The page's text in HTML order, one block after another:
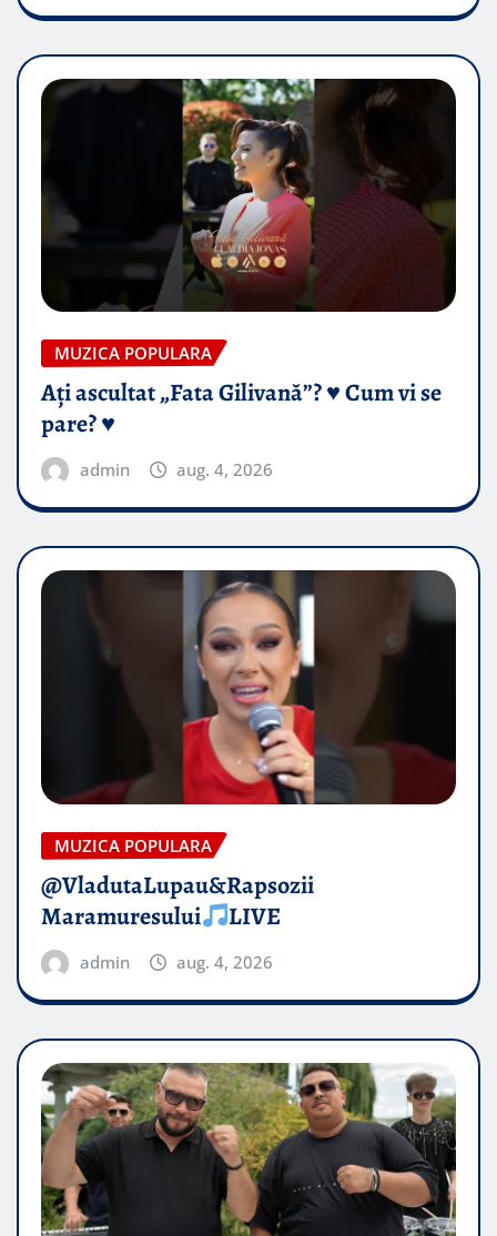
MUZICA POPULARA
Ați ascultat „Fata Gilivană”? ♥️ Cum vi se
pare? ♥️
admin aug. 4, 2026
MUZICA POPULARA
@VladutaLupau&Rapsozii
Maramuresului
LIVE
admin aug. 4, 2026